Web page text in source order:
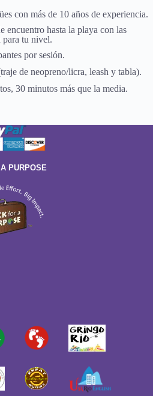
con más de 10 años de experiencia.
encuentro hasta la playa con las
para tu nivel.
por sesión.
de neopreno/licra, leash y tabla).
30 minutos más que la media.
PURPOSE